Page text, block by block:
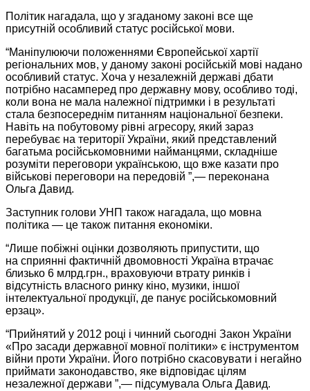
Політик нагадала, що у згаданому законі все ще
присутній особливий статус російської мови.
“Маніпулюючи положеннями Європейської хартії
регіональних мов, у даному законі російській мові надано
особливий статус. Хоча у незалежній державі дбати
потрібно насамперед про державну мову, особливо тоді,
коли вона не мала належної підтримки і в результаті
стала безпосереднім питанням національної безпеки.
Навіть на побутовому рівні агресору, який зараз
перебуває на територіїУкраїни, який представлений
багатьма російськомовними найманцями, складніше
розуміти переговори українською, що вже казати про
військові переговори на передовій ”,— переконана
Ольга Давид.
Заступник голови УНП також нагадала, що мовна
політика — це також питання економіки.
“Лише побіжні оцінки дозволяють припустити, що
на сприянні фактичній двомовності Україна втрачає
близько 6 млрд.грн., враховуючи втрату ринків і
відсутність власного ринку кіно, музики, іншої
інтелектуальної продукції, де панує російськомовний
ерзац».
“Прийнятий у 2012 році і чинний сьогодні Закон України
«Про засади державної мовної політики» є інструментом
війни проти України. Його потрібно скасовувати і негайно
приймати законодавство, яке відповідає цілям
незалежної держави ”,— підсумувала Ольга Давид.